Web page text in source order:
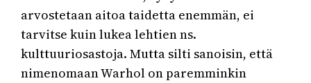
arvostetaan aitoa taidetta enemmän, ei
tarvitse kuin lukea lehtien ns.
kulttuuriosastoja. Mutta silti sanoisin, että
nimenomaan Warhol on paremminkin